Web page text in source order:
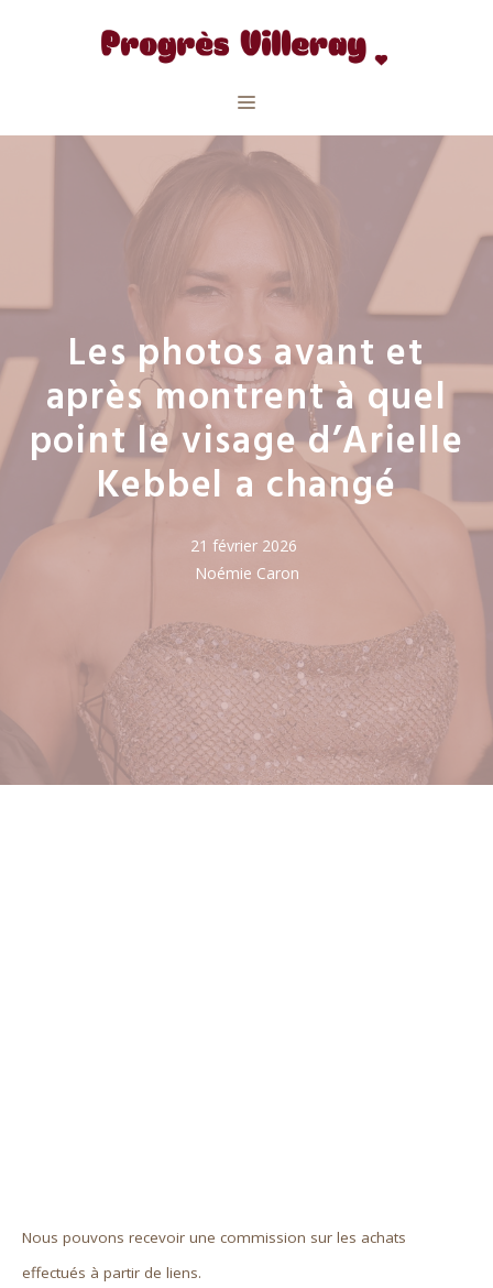
Menu
Les photos avant et
après montrent à quel
point le visage d’Arielle
Kebbel a changé
21 février 2026
Noémie Caron
Nous pouvons recevoir une commission sur les achats
effectués à partir de liens.